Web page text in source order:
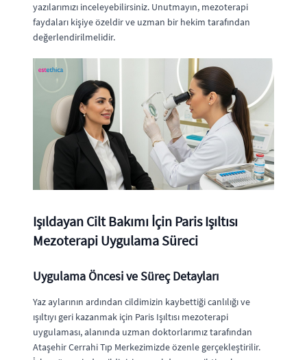
yazılarımızı inceleyebilirsiniz. Unutmayın, mezoterapi
faydaları kişiye özeldir ve uzman bir hekim tarafından
değerlendirilmelidir.
Işıldayan Cilt Bakımı İçin Paris Işıltısı
Mezoterapi Uygulama Süreci
Uygulama Öncesi ve Süreç Detayları
Yaz aylarının ardından cildimizin kaybettiği canlılığı ve
ışıltıyı geri kazanmak için Paris Işıltısı mezoterapi
uygulaması, alanında uzman doktorlarımız tarafından
Ataşehir Cerrahi Tıp Merkezimizde özenle gerçekleştirilir.